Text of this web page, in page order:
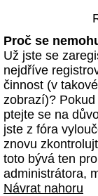
Proč se
Už jste se
nejdříve
činnost (v
zobrazí)?
ptejte se na
jste z fóra
znovu
toto bývá ten
administrátora,
Návrat nahoru